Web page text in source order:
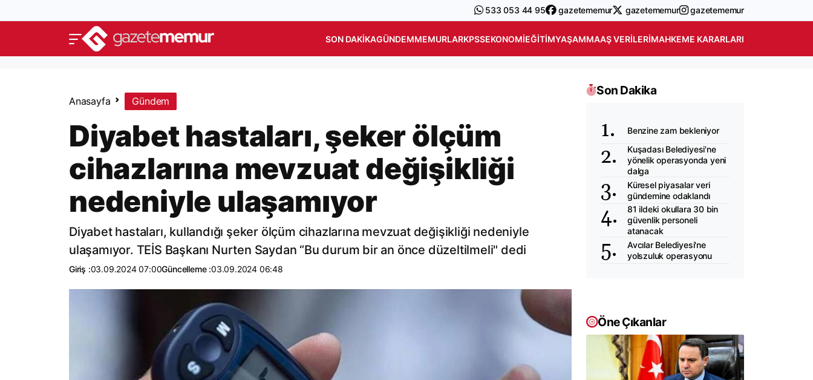
533 053 44 95 gazetememur gazetememur gazetememur
SON DAKIKAGÜNDEMMEMURLARKPSSEKONOMIEĞITIMYAŞAMMAAŞ VERILERIMAHKEME KARARLARI
Anasayfa Gündem
Diyabet hastaları, şeker ölçüm
cihazlarına mevzuat değişikliği
nedeniyle ulaşamıyor
Diyabet hastaları, kullandığı şeker ölçüm cihazlarına mevzuat değişikliği nedeniyle
ulaşamıyor. TEİS Başkanı Nurten Saydan “Bu durum bir an önce düzeltilmeli" dedi
Giriş :03.09.2024 07:00Güncelleme :03.09.2024 06:48
Son Dakika
Benzine zam bekleniyor
Kuşadası Belediyesi'ne
yönelik operasyonda yeni
dalga
Küresel piyasalar veri
gündemine odaklandı
81 ildeki okullara 30 bin
güvenlik personeli
atanacak
Avcılar Belediyesi'ne
yolszuluk operasyonu
Öne Çıkanlar